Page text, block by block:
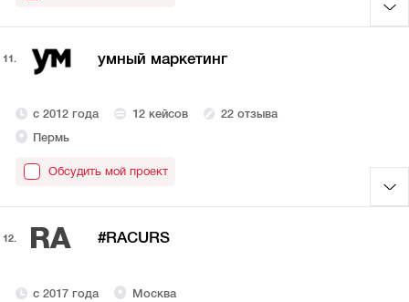
11. умный маркетинг
с 2012 года 12 кейсов
22 отзыва
Пермь
Обсудить мой проект
12. RA #RACURS
с 2017 года Москва